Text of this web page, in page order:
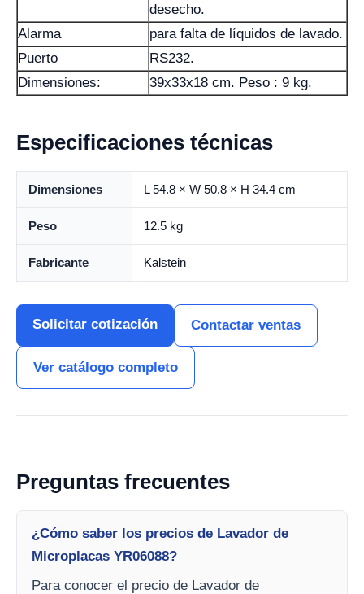
desecho.
Alarma
para falta de líquidos de lavado.
Puerto
RS232.
Dimensiones:
39x33x18 cm. Peso : 9 kg.
Especificaciones técnicas
Dimensiones L 54.8 × W 50.8 × H 34.4 cm
Peso 12.5 kg
Fabricante Kalstein
Solicitar cotización Contactar ventas
Ver catálogo completo
Preguntas frecuentes
¿Cómo saber los precios de Lavador de
Microplacas YR06088?
Para conocer el precio de Lavador de